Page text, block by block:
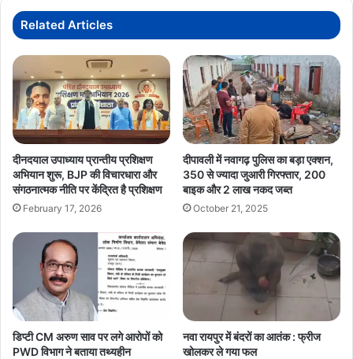
को
बड़ी
राहत,
ट्रक
ऑपरेटर्स
और
ट्रांसपोर्टर्स
में
खुशी
Related Articles
दीनदयाल उपाध्याय प्रान्तीय प्रशिक्षण
अभियान शुरू, BJP की विचारधारा और
संगठनात्मक नीति पर केंद्रित है प्रशिक्षण
February 17, 2026
दीपावली में नवागढ़ पुलिस का बड़ा एक्शन,
350 से ज्यादा जुआरी गिरफ्तार, 200
बाइक और 2 लाख नकद जब्त
October 21, 2025
डिप्टी CM अरुण साव पर लगे आरोपों को
PWD विभाग ने बताया तथ्यहीन
नवा रायपुर में बंदरों का आतंक : फ्रीज
खोलकर ले गया फल